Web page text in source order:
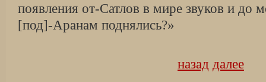
появления от-Сатлов в мире звуков и до
[под]-Аранам поднялись?»
назад далее